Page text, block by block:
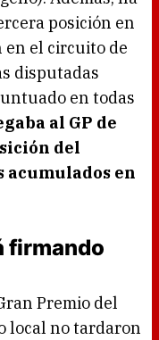
posición en
en el circuito de
disputadas
en todas
al GP de
del
acumulados en
firmando
Premio del
local no tardaron